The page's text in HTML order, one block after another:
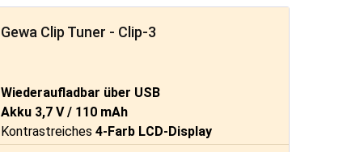
Gewa Clip Tuner - Clip-3
Wiederaufladbar über USB
Akku 3,7 V / 110 mAh
Kontrastreiches4-Farb LCD-Display